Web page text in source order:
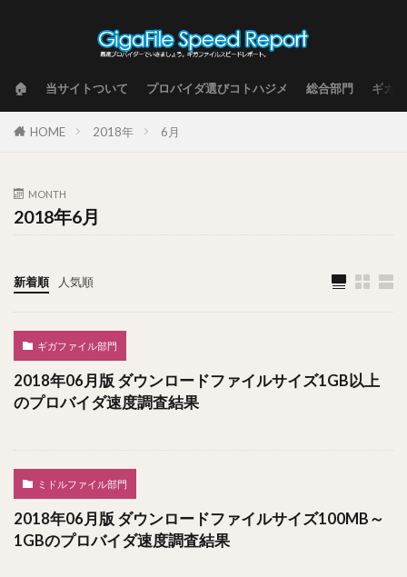
🏠 当サイトついて プロバイダ選びコトハジメ 総合部門 ギガ
HOME 2018年 6月
MONTH
2018年6月
新着順 人気順
ギガファイル部門
2018年06月版 ダウンロードファイルサイズ1GB以上
のプロバイダ速度調査結果
ミドルファイル部門
2018年06月版 ダウンロードファイルサイズ100MB～
1GBのプロバイダ速度調査結果